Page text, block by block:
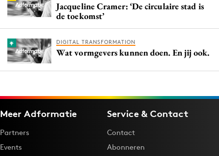
Jacqueline Cramer: ‘De circulaire stad is
de toekomst’
DIGITAL TRANSFORMATION
Wat vormgevers kunnen doen. En jij ook.
Meer Adformatie
Partners
Events
Service & Contact
Contact
Abonneren